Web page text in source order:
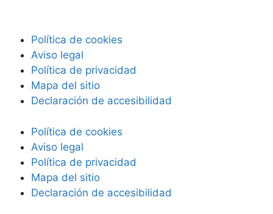
Política de cookies
Aviso legal
Política de privacidad
Mapa del sitio
Declaración de accesibilidad
Política de cookies
Aviso legal
Política de privacidad
Mapa del sitio
Declaración de accesibilidad